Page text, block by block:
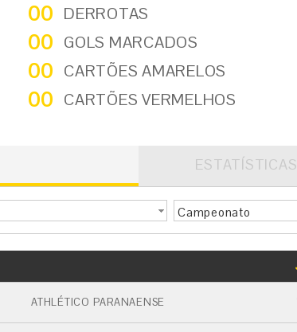
00 DERROTAS
00 GOLS MARCADOS
00 CARTÕES AMARELOS
00 CARTÕES VERMELHOS
Campeonato
ATHLÉTICO PARANAENSE